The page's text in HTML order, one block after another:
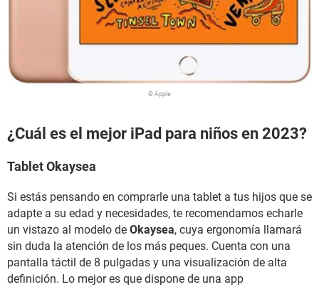
© Apple
¿Cuál es el mejor iPad para niños en 2023?
Tablet Okaysea
Si estás pensando en comprarle una tablet a tus hijos que se
adapte a su edad y necesidades, te recomendamos echarle
un vistazo al modelo de Okaysea, cuya ergonomía llamará
sin duda la atención de los más peques. Cuenta con una
pantalla táctil de 8 pulgadas y una visualización de alta
definición. Lo mejor es que dispone de una app